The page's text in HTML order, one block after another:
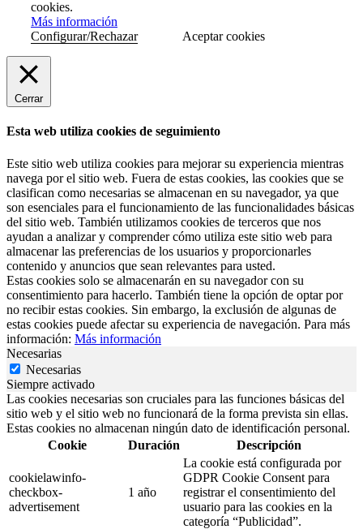
cookies.
Más información
Configurar/Rechazar
Aceptar cookies
Cerrar
Esta web utiliza cookies de seguimiento
Este sitio web utiliza cookies para mejorar su experiencia mientras
navega por el sitio web. Fuera de estas cookies, las cookies que se
clasifican como necesarias se almacenan en su navegador, ya que
son esenciales para el funcionamiento de las funcionalidades básicas
del sitio web. También utilizamos cookies de terceros que nos
ayudan a analizar y comprender cómo utiliza este sitio web para
almacenar las preferencias de los usuarios y proporcionarles
contenido y anuncios que sean relevantes para usted.
Estas cookies solo se almacenarán en su navegador con su
consentimiento para hacerlo. También tiene la opción de optar por
no recibir estas cookies. Sin embargo, la exclusión de algunas de
estas cookies puede afectar su experiencia de navegación. Para más
información: Más información
Necesarias
Necesarias
Siempre activado
Las cookies necesarias son cruciales para las funciones básicas del
sitio web y el sitio web no funcionará de la forma prevista sin ellas.
Estas cookies no almacenan ningún dato de identificación personal.
Cookie
Duración Descripción
cookielawinfo-
checkbox-
advertisement
1 año
La cookie está configurada por
GDPR Cookie Consent para
registrar el consentimiento del
usuario para las cookies en la
categoría “Publicidad”.